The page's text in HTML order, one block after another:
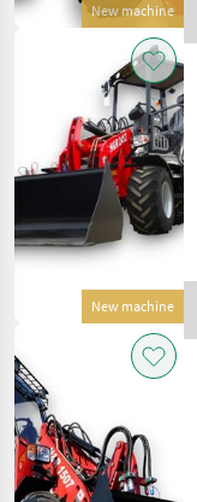
New machine
New machine